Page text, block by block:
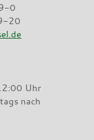
0
20
Uhr
nach